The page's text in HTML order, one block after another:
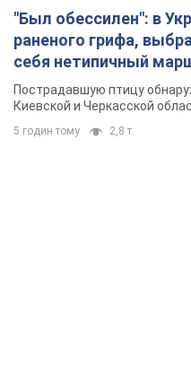
"Был обессилен": в
раненого грифа,
себя нетипичный
Пострадавшую птицу
Киевской и Черкасской
5 годин тому 2,8 т.